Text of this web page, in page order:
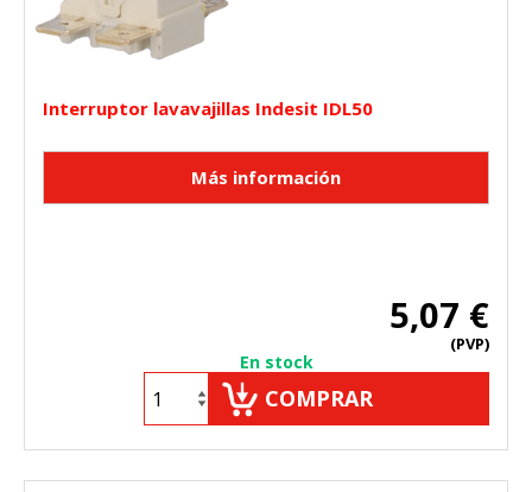
Interruptor lavavajillas Indesit IDL50
5,07 €
(PVP)
En stock
COMPRAR